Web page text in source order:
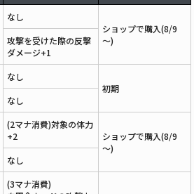
なし
ショップで購入(8/9
～)
攻撃を受けた際の反撃
ダメージ+1
なし
初期
なし
(2マナ消費)対象の体力
+2
ショップで購入(8/9
～)
なし
(3マナ消費)